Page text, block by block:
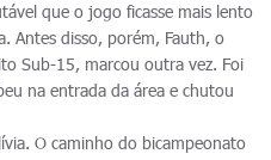
que o jogo ficasse mais lento
Antes disso, porém, Fauth, o
Sub-15, marcou outra vez. Foi
na entrada da área e chutou
O caminho do bicampeonato